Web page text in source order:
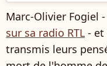
Marc-Olivier Fogiel
sur sa radio RTL - et
transmis leurs